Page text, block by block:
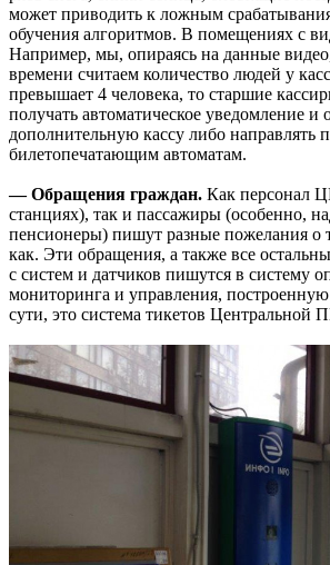
может приводить к ложным
обучения алгоритмов. В помещениях с
Например, мы, опираясь на данные
времени считаем количество людей у
превышает 4 человека, то старшие
получать автоматическое уведомление и
дополнительную кассу либо направлять
билетопечатающим автоматам.
— Обращения граждан. Как персонал
станциях), так и пассажиры (особенно,
пенсионеры) пишут разные пожелания о
как. Эти обращения, а также все
с систем и датчиков пишутся в систему
мониторинга и управления,
сути, это система тикетов Центральной